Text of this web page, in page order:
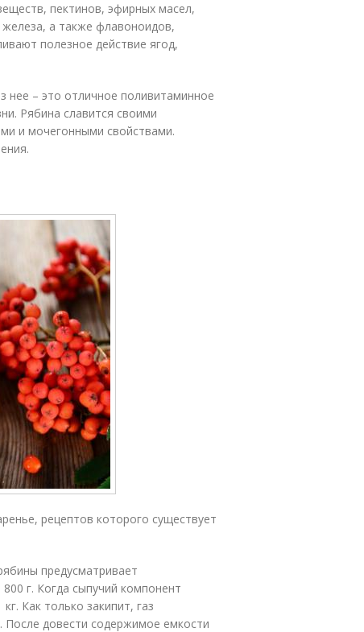
пектинов, эфирных масел,
железа, а также флавоноидов,
полезное действие ягод,
нее – это отличное поливитаминное
Рябина славится своими
и мочегонными свойствами.
рецептов которого существует
предусматривает
г. Когда сыпучий компонент
Как только закипит, газ
довести содержимое емкости